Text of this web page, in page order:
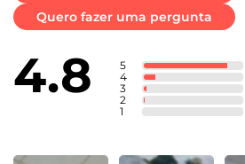
Armazenamento
Armazenamento Disponível: 110 GB
Informação de tela
4.8 5
4
3
2
1
Quero fazer uma pergunta